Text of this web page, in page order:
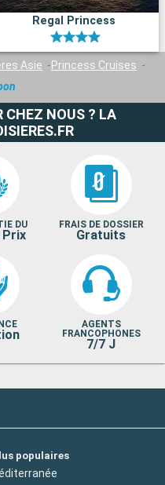
Regal Princess
Asie
Princess Cruises
CHEZ NOUS ? LA
DU
Prix
FRAIS DE DOSSIER
Gratuits
AGENTS
FRANCOPHONES
7/7 J
populaires